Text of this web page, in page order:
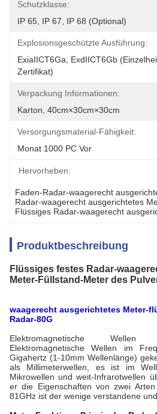
Schutzklasse:
IP 65, IP 67, IP 68 (optional)
Explosionsgeschützte Ausführung:
ExiaIICT6Ga, ExdIICT6Gb
Zertifikat)
Verpackung Informationen:
Karton, 40cm×30cm×30cm
Versorgungsmaterial-Fähigkeit:
Monat 1000 PC Vor
Hervorheben:
Faden-Radar-waagerecht
Radar-waagerecht ausgerichtetes
Flüssiges Radar-waagerecht
Produktbeschreibung
Flüssiges festes Radar-
Meter-Füllstand-Meter des
waagerecht ausgerichtetes Meter-
Radar-80G
Elektromagnetische
Elektromagnetische Wellen im
Gigahertz (1-10mm Wellenlänge)
als Millimeterwellen, es ist im
Mikrowellen und weit-Infrarotwellen
er die Eigenschaften von zwei
81GHz ist der wenige verstandene